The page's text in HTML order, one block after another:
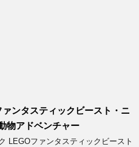
ンタスティックビースト・ニ
物アドベンチャー
LEGOファンタスティックビースト